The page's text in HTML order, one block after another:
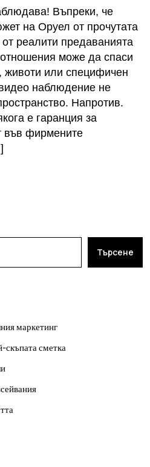
Въпреки, че
на Оруел от прочутата
от реалити предаванията
може да спаси
животи или специфичен
наблюдение не
Напротив.
е гаранция за
във фирмените
Търсене
маркетинг
скъпата сметка